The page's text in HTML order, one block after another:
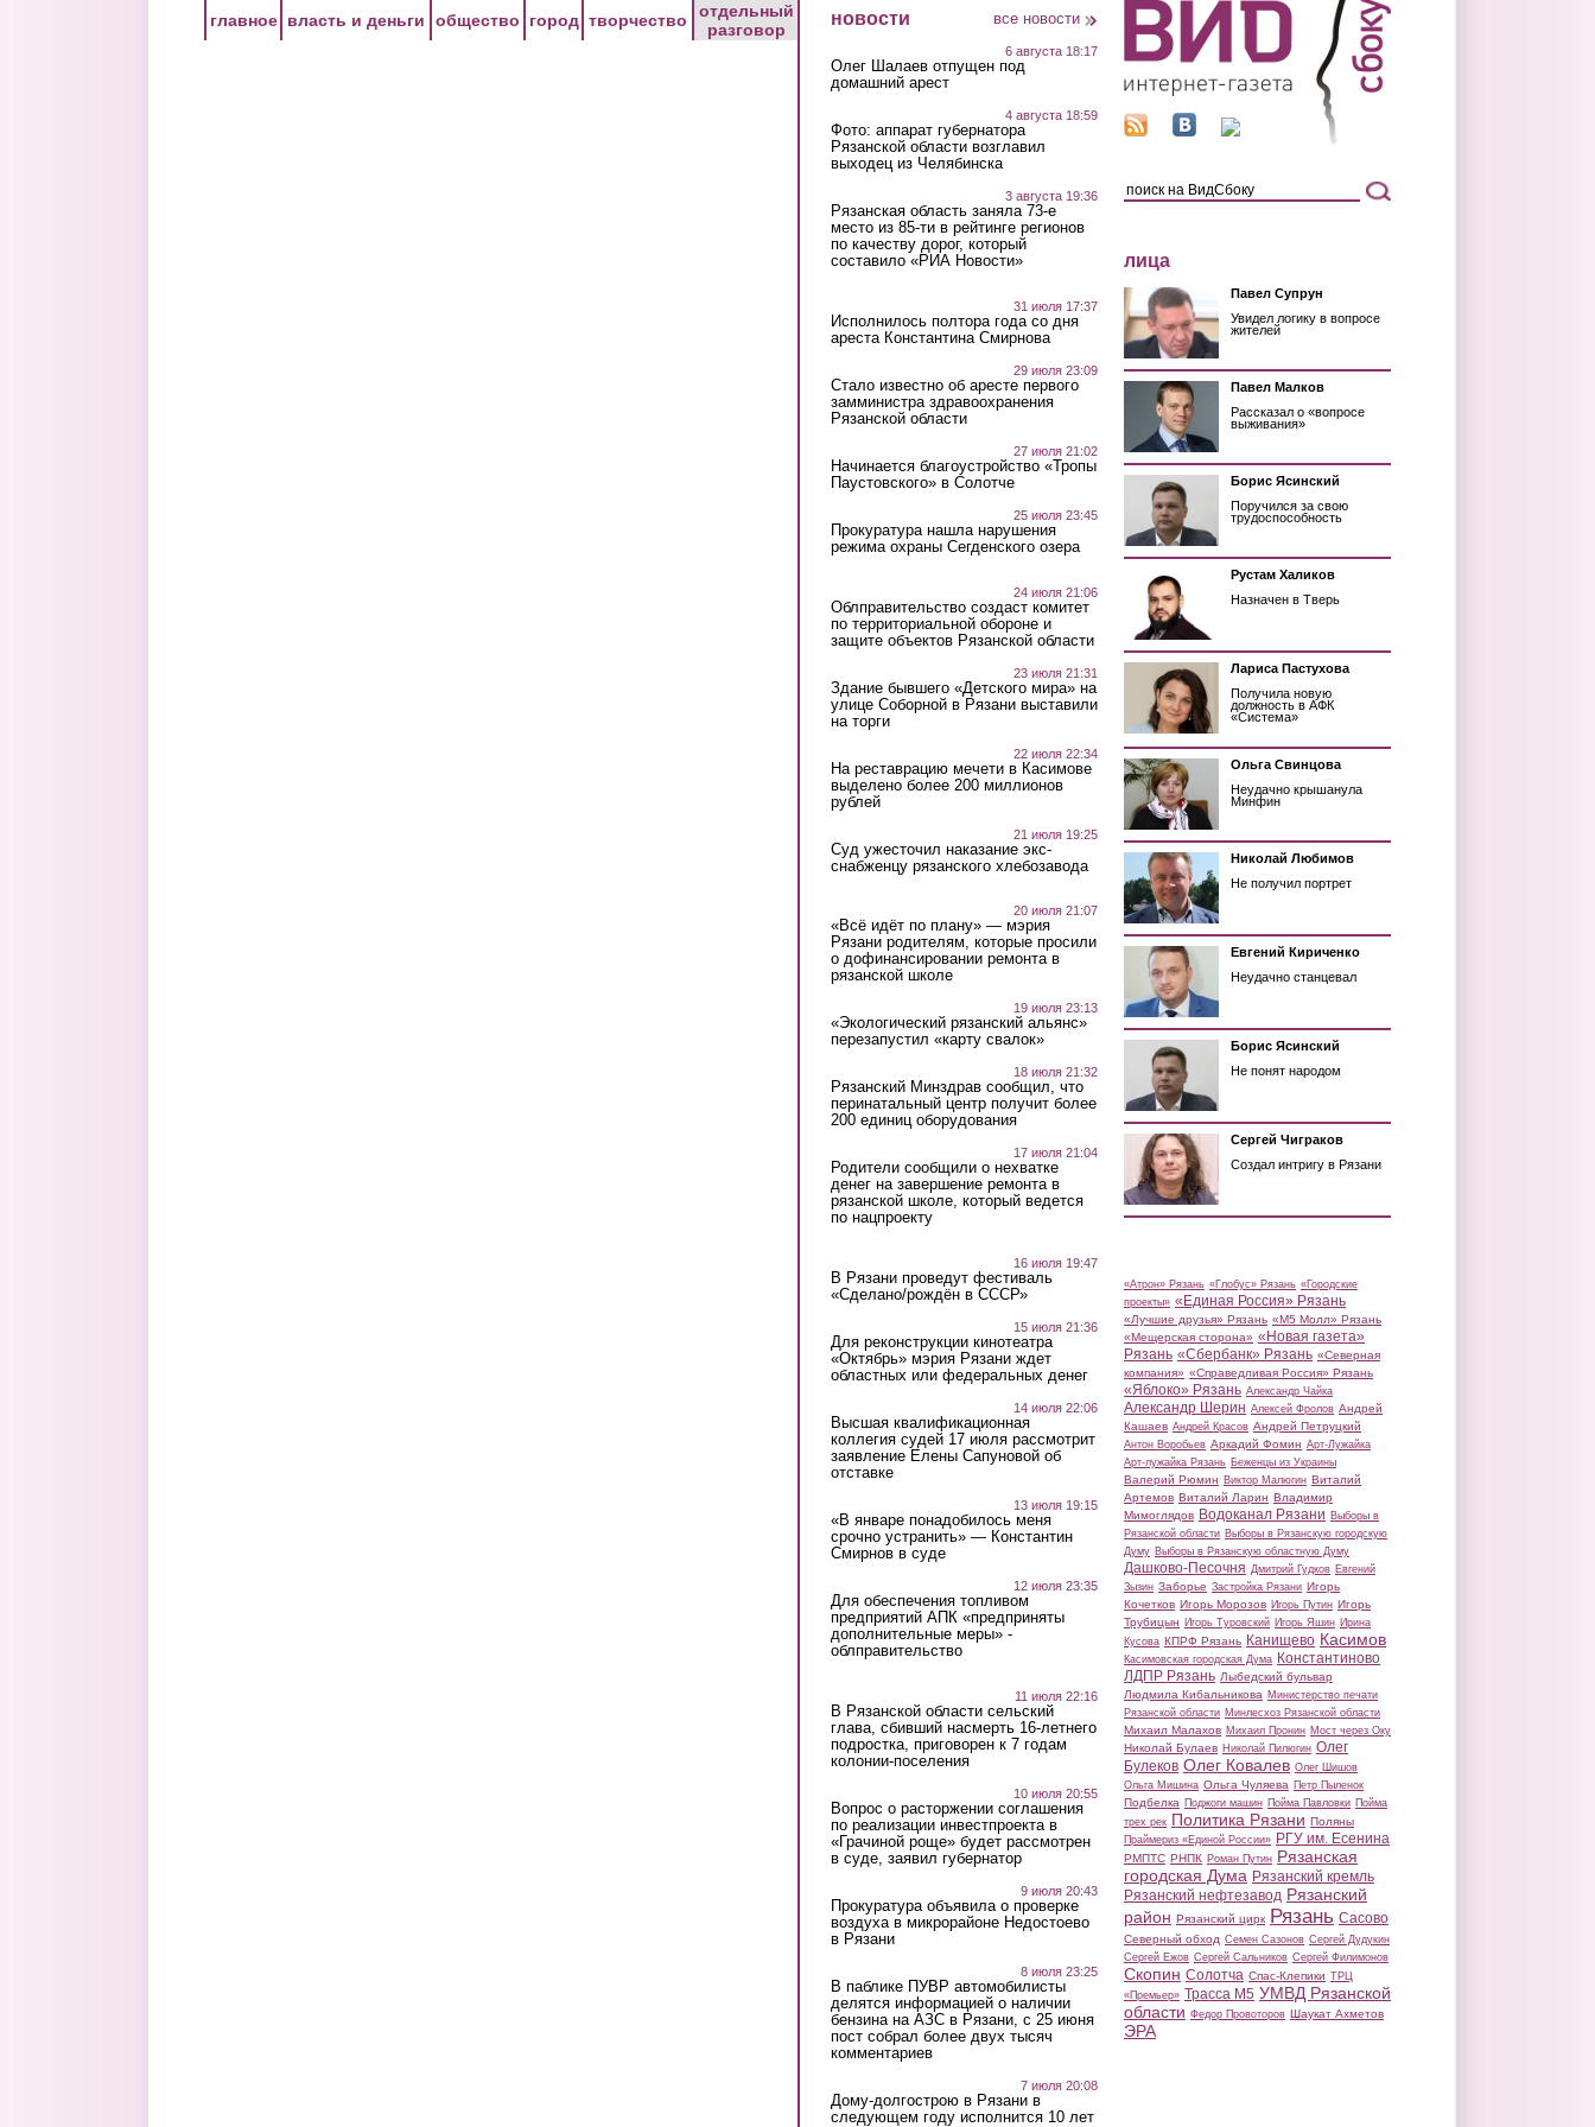
главное власть и деньги общество город творчество
отдельный
разговор
новости все новости
6 августа 18:17
Олег Шалаев отпущен под
домашний арест
4 августа 18:59
Фото: аппарат губернатора
Рязанской области возглавил
выходец из Челябинска
3 августа 19:36
Рязанская область заняла 73-е
место из 85-ти в рейтинге регионов
по качеству дорог, который
составило «РИА Новости»
31 июля 17:37
Исполнилось полтора года со дня
ареста Константина Смирнова
29 июля 23:09
Стало известно об аресте первого
замминистра здравоохранения
Рязанской области
27 июля 21:02
Начинается благоустройство «Тропы
Паустовского» в Солотче
25 июля 23:45
Прокуратура нашла нарушения
режима охраны Сегденского озера
24 июля 21:06
Облправительство создаст комитет
по территориальной обороне и
защите объектов Рязанской области
23 июля 21:31
Здание бывшего «Детского мира» на
улице Соборной в Рязани выставили
на торги
22 июля 22:34
На реставрацию мечети в Касимове
выделено более 200 миллионов
рублей
21 июля 19:25
Суд ужесточил наказание экс-
снабженцу рязанского хлебозавода
20 июля 21:07
«Всё идёт по плану» — мэрия
Рязани родителям, которые просили
о дофинансировании ремонта в
рязанской школе
19 июля 23:13
«Экологический рязанский альянс»
перезапустил «карту свалок»
18 июля 21:32
Рязанский Минздрав сообщил, что
перинатальный центр получит более
200 единиц оборудования
17 июля 21:04
Родители сообщили о нехватке
денег на завершение ремонта в
рязанской школе, который ведется
по нацпроекту
16 июля 19:47
В Рязани проведут фестиваль
«Сделано/рождён в СССР»
15 июля 21:36
Для реконструкции кинотеатра
«Октябрь» мэрия Рязани ждет
областных или федеральных денег
14 июля 22:06
Высшая квалификационная
коллегия судей 17 июля рассмотрит
заявление Елены Сапуновой об
отставке
13 июля 19:15
«В январе понадобилось меня
срочно устранить» — Константин
Смирнов в суде
12 июля 23:35
Для обеспечения топливом
предприятий АПК «предприняты
дополнительные меры» -
облправительство
11 июля 22:16
В Рязанской области сельский
глава, сбивший насмерть 16-летнего
подростка, приговорен к 7 годам
колонии-поселения
10 июля 20:55
Вопрос о расторжении соглашения
по реализации инвестпроекта в
«Грачиной роще» будет рассмотрен
в суде, заявил губернатор
9 июля 20:43
Прокуратура объявила о проверке
воздуха в микрорайоне Недостоево
в Рязани
8 июля 23:25
В паблике ПУВР автомобилисты
делятся информацией о наличии
бензина на АЗС в Рязани, с 25 июня
пост собрал более двух тысяч
комментариев
7 июля 20:08
Дому-долгострою в Рязани в
следующем году исполнится 10 лет
лица
Павел Супрун
Увидел логику в вопросе
жителей
Павел Малков
Рассказал о «вопросе
выживания»
Борис Ясинский
Поручился за свою
трудоспособность
Рустам Халиков
Назначен в Тверь
Лариса Пастухова
Получила новую
должность в АФК
«Система»
Ольга Свинцова
Неудачно крышанула
Минфин
Николай Любимов
Не получил портрет
Евгений Кириченко
Неудачно станцевал
Борис Ясинский
Не понят народом
Сергей Чиграков
Создал интригу в Рязани
«Атрон» Рязань «Глобус» Рязань «Городские
проекты» «Единая Россия» Рязань
«Лучшие друзья» Рязань «М5 Молл» Рязань
«Мещерская сторона» «Новая газета»
Рязань «Сбербанк» Рязань «Северная
компания» «Справедливая Россия» Рязань
«Яблоко» Рязань Александр Чайка
Александр Шерин Алексей Фролов Андрей
Кашаев Андрей Красов Андрей Петруцкий
Антон Воробьев Аркадий Фомин Арт-Лужайка
Арт-лужайка Рязань Беженцы из Украины
Валерий Рюмин Виктор Малюгин Виталий
Артемов Виталий Ларин Владимир
Мимоглядов Водоканал Рязани Выборы в
Рязанской области Выборы в Рязанскую городскую
Думу Выборы в Рязанскую областную Думу
Дашково-Песочня Дмитрий Гудков Евгений
Зызин Заборье Застройка Рязани Игорь
Кочетков Игорь Морозов Игорь Путин Игорь
Трубицын Игорь Туровский Игорь Яшин Ирина
Кусова КПРФ Рязань Канищево Касимов
Касимовская городская Дума Константиново
ЛДПР Рязань Лыбедский бульвар
Людмила Кибальникова Министерство печати
Рязанской области Минлесхоз Рязанской области
Михаил Малахов Михаил Пронин Мост через Оку
Николай Булаев Николай Пилюгин Олег
Булеков Олег Ковалев Олег Шишов
Ольга Мишина Ольга Чуляева Петр Пыленок
Подбелка Поджоги машин Пойма Павловки Пойма
трех рек Политика Рязани Поляны
Праймериз «Единой России» РГУ им. Есенина
РМПТС РНПК Роман Путин Рязанская
городская Дума Рязанский кремль
Рязанский нефтезавод Рязанский
район Рязанский цирк Рязань Сасово
Северный обход Семен Сазонов Сергей Дудукин
Сергей Ежов Сергей Сальников Сергей Филимонов
Скопин Солотча Спас-Клепики ТРЦ
«Премьер» Трасса М5 УМВД Рязанской
области Федор Провоторов Шаукат Ахметов
ЭРА